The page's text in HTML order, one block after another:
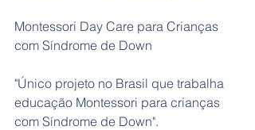
Montessori Day Care para Crianças
com Síndrome de Down
"Único projeto no Brasil que trabalha
educação Montessori para crianças
com Síndrome de Down".